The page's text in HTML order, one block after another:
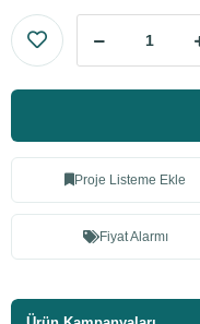
Proje Listeme Ekle
Fiyat Alarmı